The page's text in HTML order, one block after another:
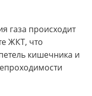
газа происходит
ЖКТ, что
кишечника и